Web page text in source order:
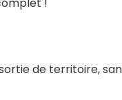
de territoire,